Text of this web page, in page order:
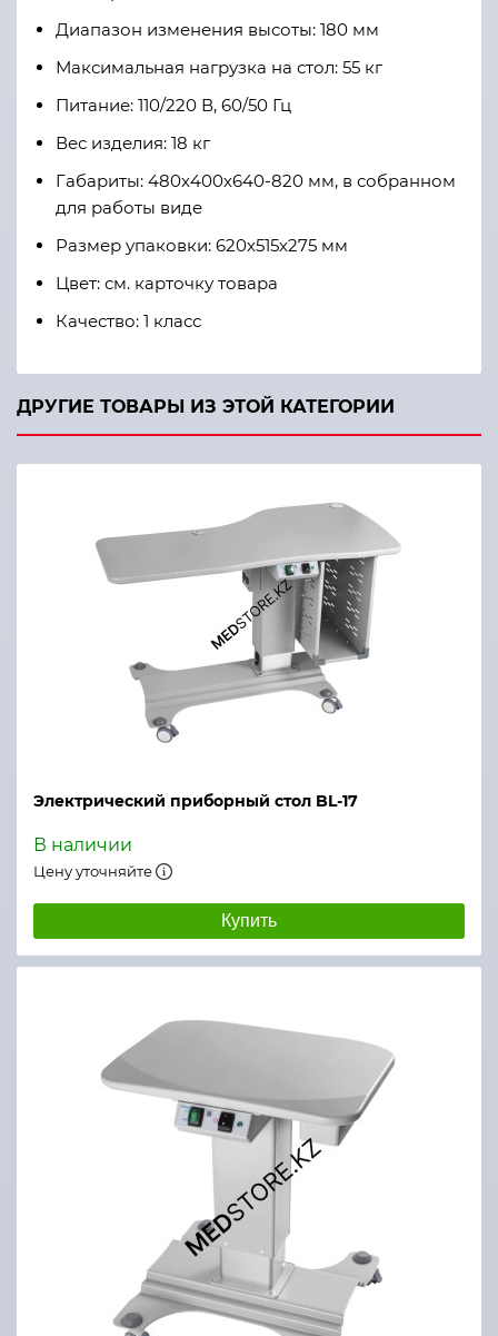
Диапазон изменения высоты: 180 мм
Максимальная нагрузка на стол: 55 кг
Питание: 110/220 В, 60/50 Гц
Вес изделия: 18 кг
Габариты: 480х400х640-820 мм, в собранном
для работы виде
Размер упаковки: 620х515х275 мм
Цвет: см. карточку товара
Качество: 1 класс
ДРУГИЕ ТОВАРЫ ИЗ ЭТОЙ КАТЕГОРИИ
Электрический приборный стол BL-17
В наличии
Цену уточняйте
Купить